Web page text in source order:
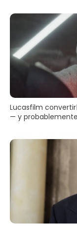
Lucasfilm
— y